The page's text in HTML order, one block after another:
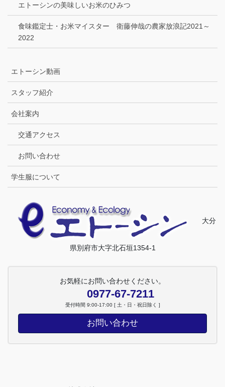
エトーシンの美味しいお米のひみつ
食味鑑定士・お米マイスター 衛藤伸哉の農家放浪記2021～
2022
エトーシン動画
スタッフ紹介
会社案内
交通アクセス
お問い合わせ
学生服について
大分
県別府市大字北石垣1354-1
お気軽にお問い合わせください。
0977-67-7211
受付時間 9:00-17:00 [ 土・日・祝日除く ]
お問い合わせ